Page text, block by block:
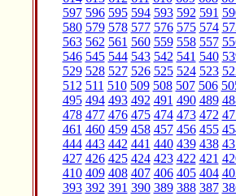
597 596 595 594 593 592 591
580 579 578 577 576 575 574
563 562 561 560 559 558 557
546 545 544 543 542 541 540
529 528 527 526 525 524 523
512 511 510 509 508 507 506
495 494 493 492 491 490 489
478 477 476 475 474 473 472
461 460 459 458 457 456 455
444 443 442 441 440 439 438
427 426 425 424 423 422 421
410 409 408 407 406 405 404
393 392 391 390 389 388 387